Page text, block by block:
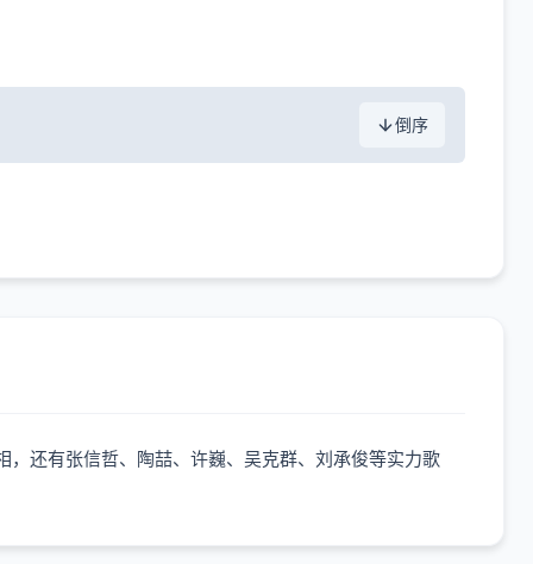
倒序
还有张信哲、陶喆、许巍、吴克群、刘承俊等实力歌